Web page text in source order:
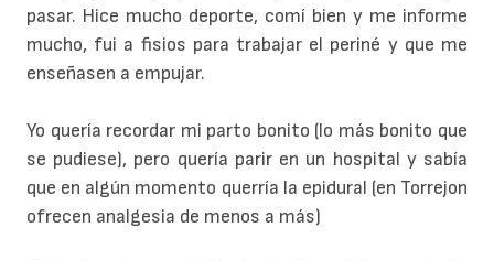
pasar. Hice mucho deporte, comí bien y me informe
mucho, fui a fisios para trabajar el periné y que me
enseñasen a empujar.
Yo quería recordar mi parto bonito (lo más bonito que
se pudiese), pero quería parir en un hospital y sabía
que en algún momento querría la epidural (en Torrejon
ofrecen analgesia de menos a más)